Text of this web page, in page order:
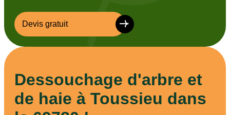
Devis gratuit
Dessouchage d'arbre et
de haie à Toussieu dans